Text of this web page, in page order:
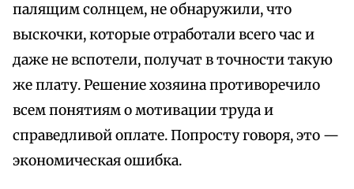
палящим солнцем, не обнаружили, что
выскочки, которые отработали всего час и
даже не вспотели, получат в точности такую
же плату. Решение хозяина противоречило
всем понятиям о мотивации труда и
справедливой оплате. Попросту говоря, это —
экономическая ошибка.